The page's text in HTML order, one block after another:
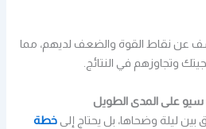
عن نقاط القوة والضعف لديهم، مما
وتجاوزهم في النتائج.
على المدى الطويل
بين ليلة وضحاها، بل يحتاج إلىخطة